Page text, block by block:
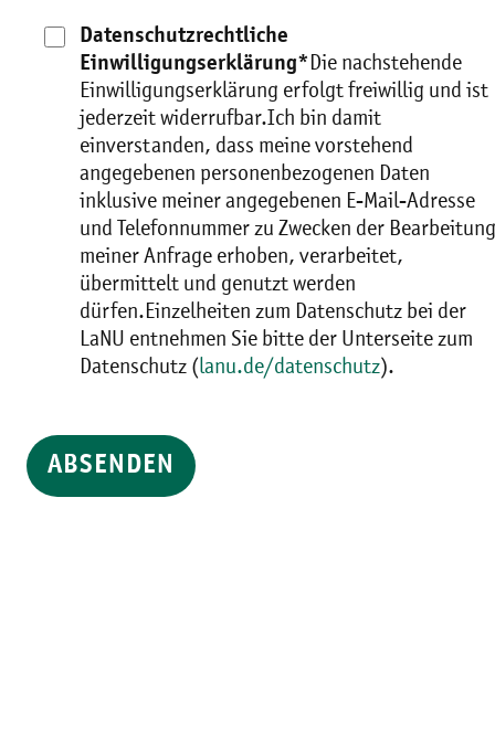
Datenschutzrechtliche
Einwilligungserklärung* Die nachstehende
Einwilligungserklärung erfolgt freiwillig und ist
jederzeit widerrufbar.Ich bin damit
einverstanden, dass meine vorstehend
angegebenen personenbezogenen Daten
inklusive meiner angegebenen E-Mail-Adresse
und Telefonnummer zu Zwecken der Bearbeitung
meiner Anfrage erhoben, verarbeitet,
übermittelt und genutzt werden
dürfen.Einzelheiten zum Datenschutz bei der
LaNU entnehmen Sie bitte der Unterseite zum
Datenschutz (lanu.de/datenschutz).
ABSENDEN